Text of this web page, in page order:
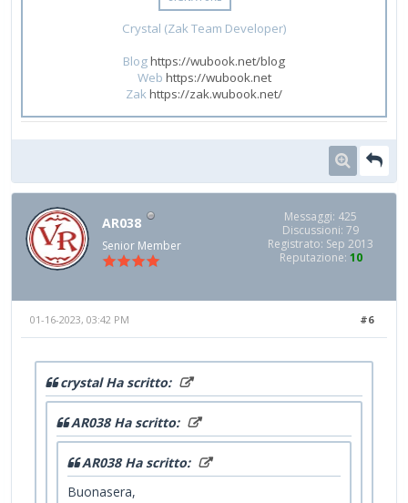
Crystal (Zak Team Developer)
Bloghttps://wubook.net/blog
Web https://wubook.net
Zakhttps://zak.wubook.net/
AR038
Senior Member
Messaggi: 425
Discussioni: 79
Registrato: Sep 2013
Reputazione: 10
#6
01-16-2023, 03:42 PM
crystal Ha scritto:
AR038 Ha scritto:
AR038 Ha scritto:
Buonasera,